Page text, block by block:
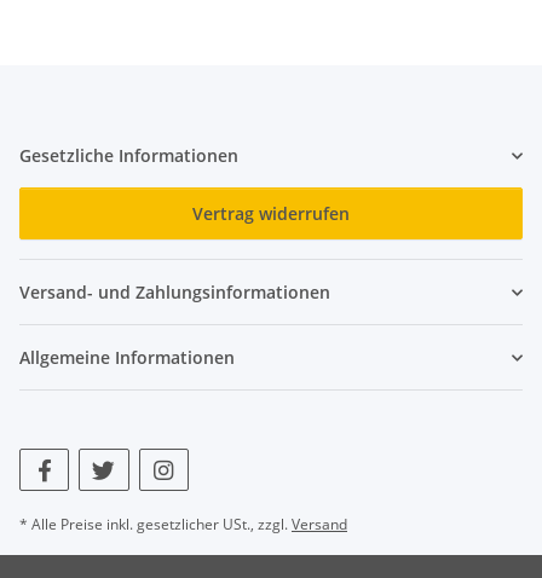
Gesetzliche Informationen
Vertrag widerrufen
Versand- und Zahlungsinformationen
Allgemeine Informationen
* Alle Preise inkl. gesetzlicher USt., zzgl.Versand